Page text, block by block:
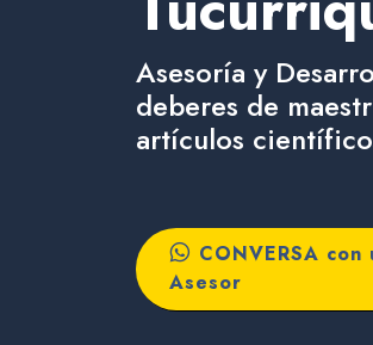
Asesoría y
deberes de
artículos
CONVERSA con
Asesor